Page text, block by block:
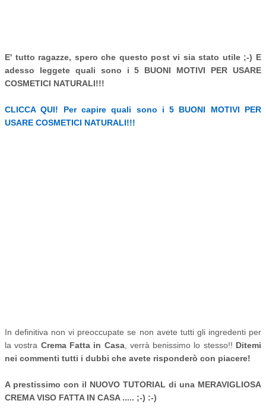
E' tutto ragazze, spero che questo post vi sia stato utile ;-) E
adesso leggete quali sono i 5 BUONI MOTIVI PER USARE
COSMETICI NATURALI!!!
CLICCA QUI! Per capire quali sono i 5 BUONI MOTIVI PER
USARE COSMETICI NATURALI!!!
In definitiva non vi preoccupate se non avete tutti gli ingredenti per
la vostra Crema Fatta in Casa, verrà benissimo lo stesso!! Ditemi
nei commenti tutti i dubbi che avete risponderò con piacere!
A prestissimo con il NUOVO TUTORIAL di una MERAVIGLIOSA
CREMA VISO FATTA IN CASA ..... ;-) :-)